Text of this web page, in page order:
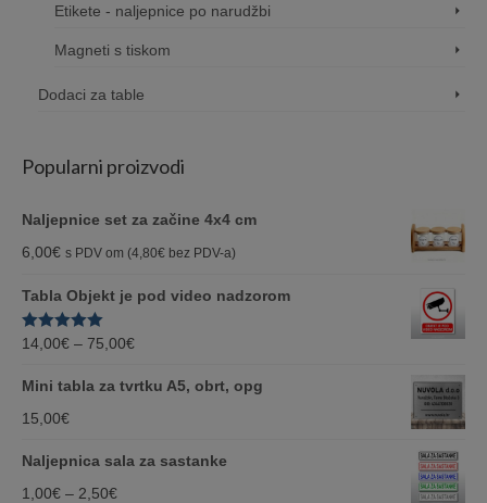
Etikete - naljepnice po narudžbi
Magneti s tiskom
Dodaci za table
Popularni proizvodi
Naljepnice set za začine 4x4 cm
6,00€ s PDV om (4,80€ bez PDV-a)
Tabla Objekt je pod video nadzorom
Ocjenjeno
14,00€ – 75,00€Price
75,00€
Mini tabla za tvrtku A5, obrt, opg
15,00€
Naljepnica sala za sastanke
1,00€ – 2,50€Price